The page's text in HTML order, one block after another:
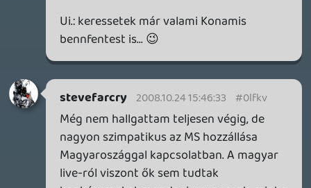
Fieldtom 2008.10.24 11:49:53
a multiplatformokat úgy is pc-n játszanám
ha mellettem lenne egy box (meg majd a
ps3 mellet is). a mostani, őszi kínálatból
ami abszolúte érdekel az a gears of war 2,
és megnézném ezt a banjo-t is.
valószínűleg ki is jönnek majd pc-re talán
egy-másfél évvel később, de ha mégsem,
akkor sem maradok le hatalmas dolgokról,